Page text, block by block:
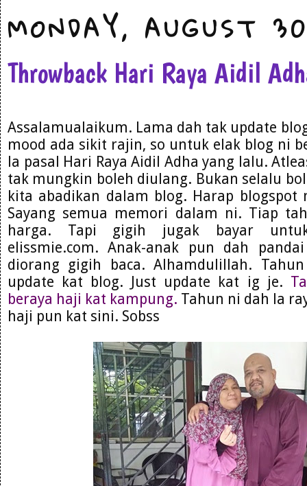
MONDAY, AUGUST
Throwback Hari Raya Aidil
Assalamualaikum. Lama dah tak update
mood ada sikit rajin, so untuk elak blog ni
la pasal Hari Raya Aidil Adha yang lalu.
tak mungkin boleh diulang. Bukan selalu
kita abadikan dalam blog. Harap
Sayang semua memori dalam ni. Tiap
harga. Tapi gigih jugak bayar
elissmie.com. Anak-anak pun dah
diorang gigih baca. Alhamdulillah.
update kat blog. Just update kat ig je.
beraya haji kat kampung. Tahun ni dah la
haji pun kat sini. Sobss